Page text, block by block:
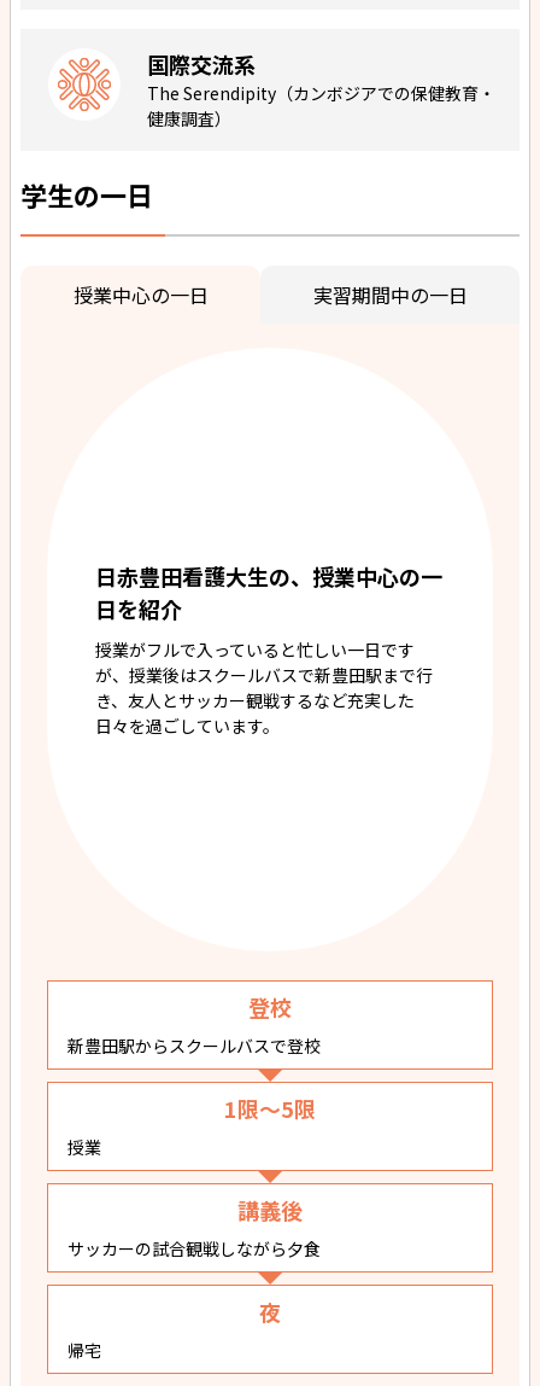
国際交流系
The Serendipity（カンボジアでの保健教育・
健康調査）
学生の一日
授業中心の一日 実習期間中の一日
日赤豊田看護大生の、授業中心の一
日を紹介
授業がフルで入っていると忙しい一日です
が、授業後はスクールバスで新豊田駅まで行
き、友人とサッカー観戦するなど充実した
日々を過ごしています。
登校
新豊田駅からスクールバスで登校
1限～5限
授業
講義後
サッカーの試合観戦しながら夕食
夜
帰宅